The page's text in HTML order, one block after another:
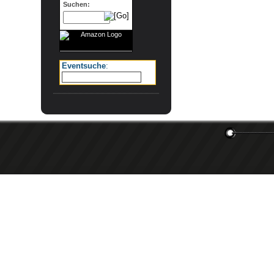
Suchen:
Eventsuche: